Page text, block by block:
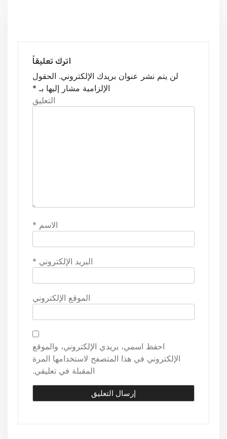
اترك تعليقاً
لن يتم نشر عنوان بريدك الإلكتروني. الحقول
الإلزامية مشار إليها بـ *
التعليق
الاسم *
البريد الإلكتروني *
الموقع الإلكتروني
احفظ اسمي، بريدي الإلكتروني، والموقع
الإلكتروني في هذا المتصفح لاستخدامها المرة
المقبلة في تعليقي.